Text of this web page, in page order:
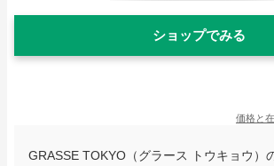
ショップでみる
価格と
GRASSE TOKYO（グラース トウキョウ）